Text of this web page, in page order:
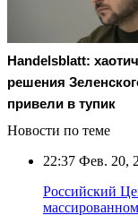
Handelsblatt:
решения
привели в тупик
Новости по теме
22:37 Фев. 20,
Российский